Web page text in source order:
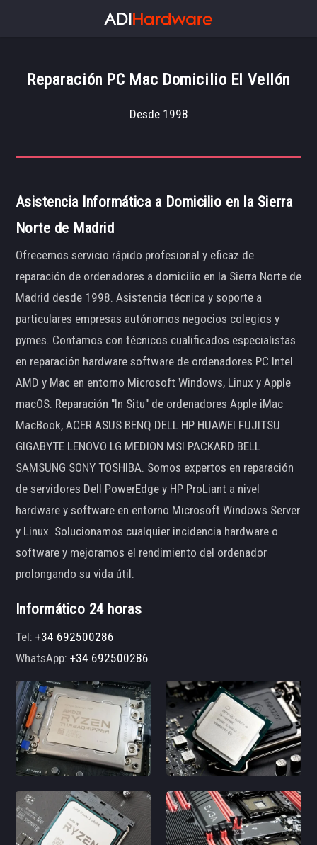
Reparación PC Mac Domicilio El Vellón
Desde 1998
Asistencia Informática a Domicilio en la Sierra
Norte de Madrid
Ofrecemos servicio rápido profesional y eficaz de
reparación de ordenadores a domicilio en la Sierra Norte de
Madrid desde 1998. Asistencia técnica y soporte a
particulares empresas autónomos negocios colegios y
pymes. Contamos con técnicos cualificados especialistas
en reparación hardware software de ordenadores PC Intel
AMD y Mac en entorno Microsoft Windows, Linux y Apple
macOS. Reparación "In Situ" de ordenadores Apple iMac
MacBook, ACER ASUS BENQ DELL HP HUAWEI FUJITSU
GIGABYTE LENOVO LG MEDION MSI PACKARD BELL
SAMSUNG SONY TOSHIBA. Somos expertos en reparación
de servidores Dell PowerEdge y HP ProLiant a nivel
hardware y software en entorno Microsoft Windows Server
y Linux. Solucionamos cualquier incidencia hardware o
software y mejoramos el rendimiento del ordenador
prolongando su vida útil.
Informático 24 horas
Tel:+34 692500286
WhatsApp:+34 692500286